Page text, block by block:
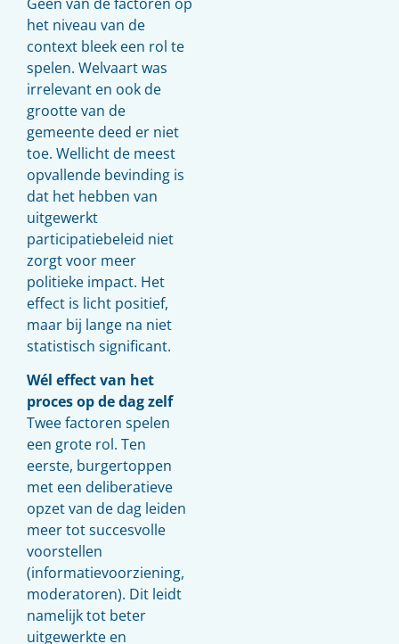
het niveau van de
context bleek een rol te
spelen. Welvaart was
irrelevant en ook de
grootte van de
gemeente deed er niet
toe. Wellicht de meest
opvallende bevinding is
dat het hebben van
uitgewerkt
participatiebeleid niet
zorgt voor meer
politieke impact. Het
effect is licht positief,
maar bij lange na niet
statistisch significant.
Wél effect van het
proces op de dag zelf
Twee factoren spelen
een grote rol. Ten
eerste, burgertoppen
met een deliberatieve
opzet van de dag leiden
meer tot succesvolle
voorstellen
(informatievoorziening,
moderatoren). Dit leidt
namelijk tot beter
uitgewerkte en